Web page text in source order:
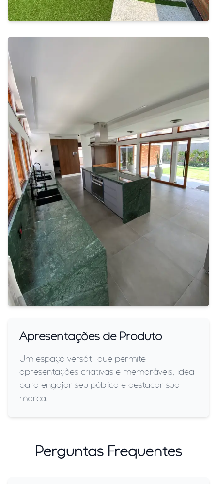
Apresentações de Produto
Um espaço versátil que permite
apresentações criativas e memoráveis, ideal
para engajar seu público e destacar sua
marca.
Perguntas Frequentes